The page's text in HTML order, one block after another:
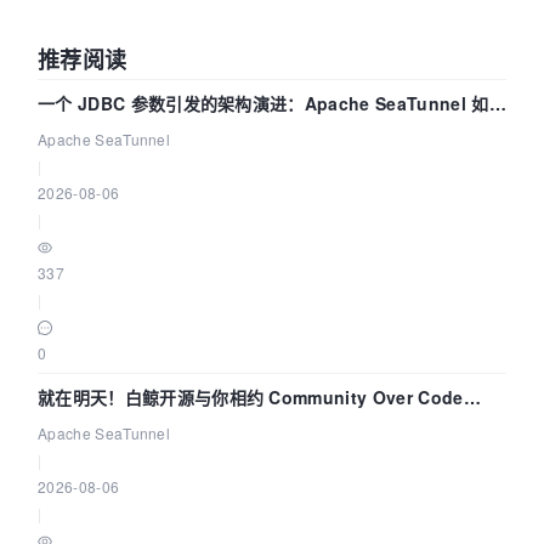
推荐阅读
一个 JDBC 参数引发的架构演进：Apache SeaTunnel 如何
解决数据同步中的“定时 Flush”难题
Apache SeaTunnel
2026-08-06
337
0
就在明天！白鲸开源与你相约 Community Over Code
Asia 2026 主题演讲！
Apache SeaTunnel
2026-08-06